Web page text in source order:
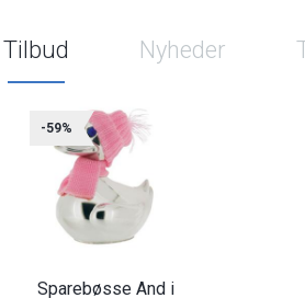
Tilbud Nyheder
-59%
Sparebøsse And i